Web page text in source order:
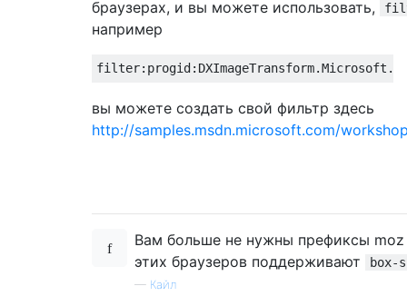
браузерах, и вы можете использовать,
например
filter: progid
вы можете создать свой фильтр здесь
http://samples.msdn.microsoft.com/
Вам больше не нужны префиксы
этих браузеров поддерживают
box-
— Кайл